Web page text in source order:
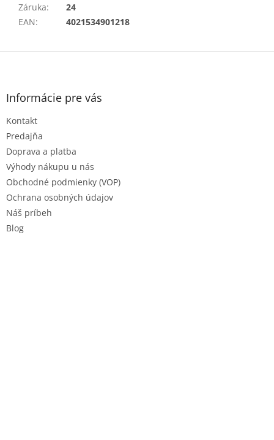
Záruka:
24
EAN: 4021534901218
Z
Informácie pre vás
Kontakt
Predajňa
Doprava a platba
Výhody nákupu u nás
Obchodné podmienky (VOP)
Ochrana osobných údajov
Náš príbeh
Blog